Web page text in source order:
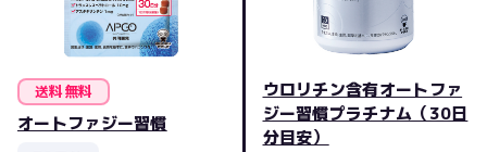
送料無料
オートファジー習慣
ウロリチン含有オートファ
ジー習慣プラチナム（30日
分目安）